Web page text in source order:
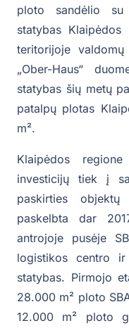
ploto sandėlio su
statybas
teritorijoje
„Ober-Haus“
statybas šių metų
patalpų plotas
m².
Klaipėdos
investicijų tiek į
paskirties
paskelbta dar
antrojoje pusėje
logistikos centro
statybas. Pirmojo
28.000 m² ploto
12.000 m² ploto